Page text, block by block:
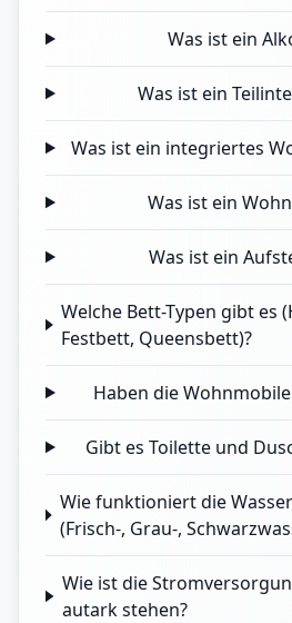
Was ist ein
Was ist ein
Was ist ein integriertes
Was ist ein
Was ist ein
Welche Bett-Typen gibt es
Festbett, Queensbett)?
Haben die
Gibt es Toilette und
Wie funktioniert die
(Frisch-, Grau-,
Wie ist die
autark stehen?